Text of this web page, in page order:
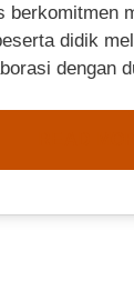
berkomitmen
didik
dengan